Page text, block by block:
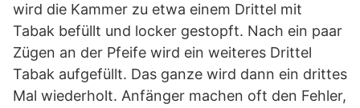
wird die Kammer zu etwa einem Drittel mit
Tabak befüllt und locker gestopft. Nach ein paar
Zügen an der Pfeife wird ein weiteres Drittel
Tabak aufgefüllt. Das ganze wird dann ein drittes
Mal wiederholt. Anfänger machen oft den Fehler,